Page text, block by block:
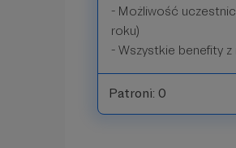
- Możliwość
roku)
- Wszystkie benefity
Patroni: 0